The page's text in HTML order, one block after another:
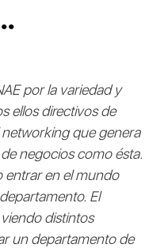
por la variedad y
ellos directivos de
que genera
negocios como ésta.
entrar en el mundo
El
distintos
un departamento de